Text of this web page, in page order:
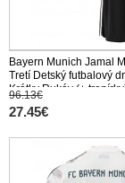
Bayern Munich Jamal
Tretí Detský futbalový
Krátky Rukáv (+
96.13€
27.45€